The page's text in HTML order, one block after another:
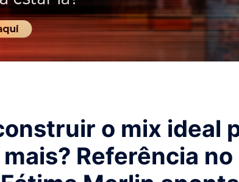
o mix ideal
Referência no